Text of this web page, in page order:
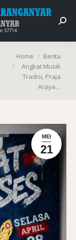
You are here:
Home
Berita
Angkat Musik
Tradisi, Praja
Araya…
MEI
21